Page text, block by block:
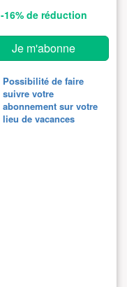
-16%de réduction
Je m'abonne
Possibilité de faire
suivre votre
abonnement sur votre
lieu de vacances